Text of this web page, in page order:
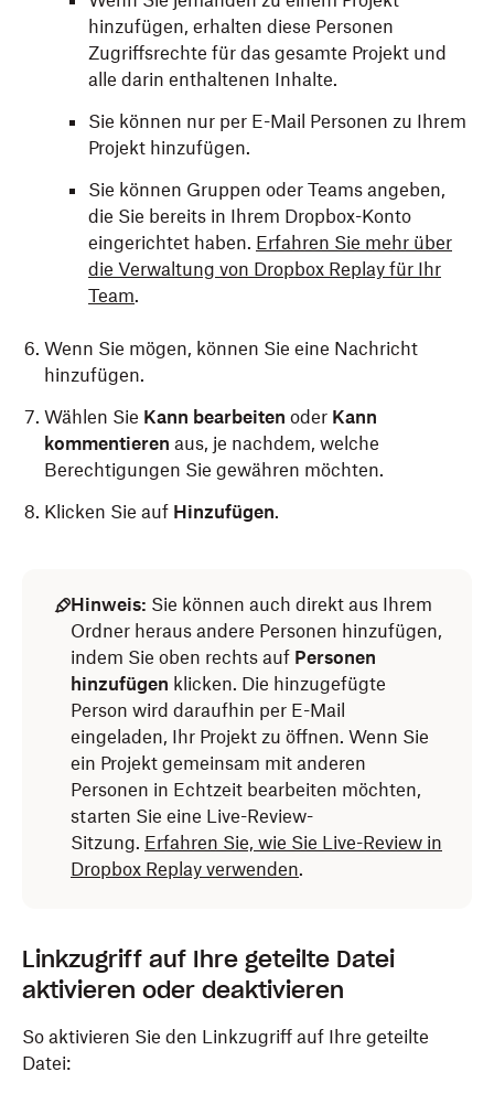
hinzufügen, erhalten diese Personen
Zugriffsrechte für das gesamte Projekt und
alle darin enthaltenen Inhalte.
Sie können nur per E-Mail Personen zu Ihrem
Projekt hinzufügen.
Sie können Gruppen oder Teams angeben,
die Sie bereits in Ihrem Dropbox-Konto
eingerichtet haben. Erfahren Sie mehr über
die Verwaltung von Dropbox Replay für Ihr
Team.
Wenn Sie mögen, können Sie eine Nachricht
hinzufügen.
Wählen Sie Kann bearbeiten oder Kann
kommentieren aus, je nachdem, welche
Berechtigungen Sie gewähren möchten.
Klicken Sie auf Hinzufügen.
Hinweis: Sie können auch direkt aus Ihrem
Ordner heraus andere Personen hinzufügen,
indem Sie oben rechts auf Personen
hinzufügen klicken. Die hinzugefügte
Person wird daraufhin per E-Mail
eingeladen, Ihr Projekt zu öffnen. Wenn Sie
ein Projekt gemeinsam mit anderen
Personen in Echtzeit bearbeiten möchten,
starten Sie eine Live-Review-
Sitzung. Erfahren Sie, wie Sie Live-Review in
Dropbox Replay verwenden.
Linkzugriff auf Ihre geteilte Datei
aktivieren oder deaktivieren
So aktivieren Sie den Linkzugriff auf Ihre geteilte
Datei: